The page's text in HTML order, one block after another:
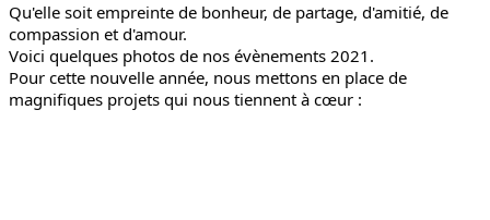
Qu'elle soit empreinte de bonheur, de partage, d'amitié, de
compassion et d'amour.
Voici quelques photos de nos évènements 2021.
Pour cette nouvelle année, nous mettons en place de
magnifiques projets qui nous tiennent à cœur :